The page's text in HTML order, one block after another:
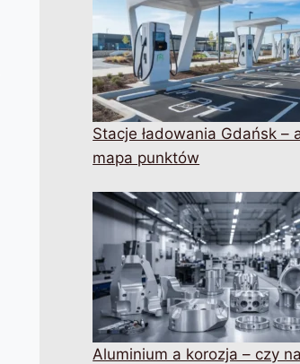
Stacje ładowania Gdańsk –
mapa punktów
Aluminium a korozja – czy